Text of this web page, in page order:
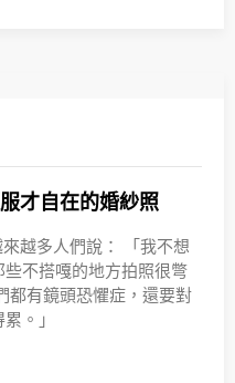
才自在的婚紗照
越多人們說： 「我不想
不搭嘎的地方拍照很彆
都有鏡頭恐懼症，還要對
。」